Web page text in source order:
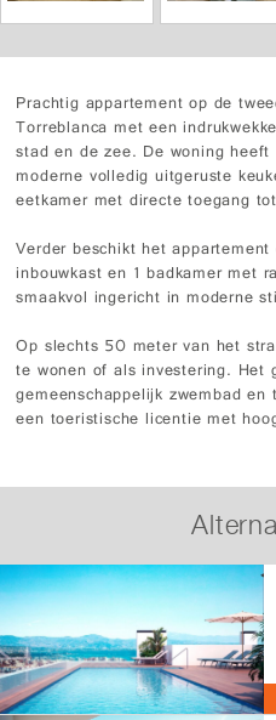
Prachtig appartement op de
Torreblanca met een
stad en de zee. De woning
moderne volledig uitgeruste
eetkamer met directe toegang
Verder beschikt het
inbouwkast en 1 badkamer met
smaakvol ingericht in moderne
Op slechts 50 meter van het
te wonen of als investering. Het
gemeenschappelijk zwembad
een toeristische licentie met